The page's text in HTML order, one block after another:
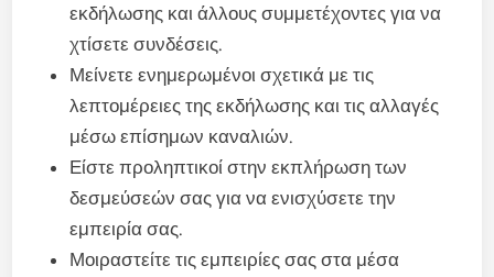
εκδήλωσης και άλλους συμμετέχοντες για να
χτίσετε συνδέσεις.
Μείνετε ενημερωμένοι σχετικά με τις
λεπτομέρειες της εκδήλωσης και τις αλλαγές
μέσω επίσημων καναλιών.
Είστε προληπτικοί στην εκπλήρωση των
δεσμεύσεών σας για να ενισχύσετε την
εμπειρία σας.
Μοιραστείτε τις εμπειρίες σας στα μέσα